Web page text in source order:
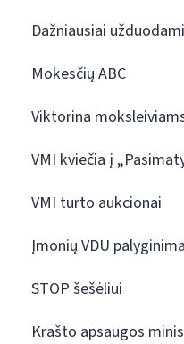
Dažniausiai
Mokesčių ABC
Viktorina
VMI kviečia į
VMI turto aukcionai
Įmonių VDU
STOP šešėliui
Krašto apsaugos